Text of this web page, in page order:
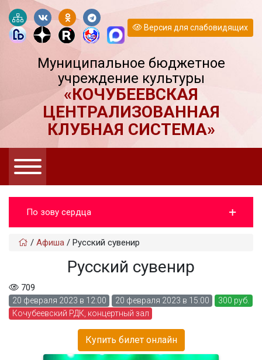
Версия для слабовидящих
Муниципальное бюджетное
учреждение культуры
«КОЧУБЕЕВСКАЯ
ЦЕНТРАЛИЗОВАННАЯ
КЛУБНАЯ СИСТЕМА»
По зову сердца
/ Афиша / Русский сувенир
Русский сувенир
709
20 февраля 2023 в 12:00 20 февраля 2023 в 15:00
300 руб.
Кочубеевский РДК, концертный зал
Купить билет онлайн